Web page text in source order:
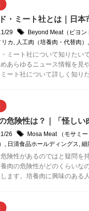
・ミート社とは｜日
29 Beyond Meat（ビヨン
リカ , 人工肉（培養肉・代替肉） ,
ミート社について知りたい
あらゆるニュース情報を見
ート社について詳しく知り
危険性は？｜「怪し
26 Mosa Meat （モサミー
, 日清食品ホールディングス, 細
険性があるのではと疑問を
肉の危険性がどのくらいな
ます。培養肉に興味のある